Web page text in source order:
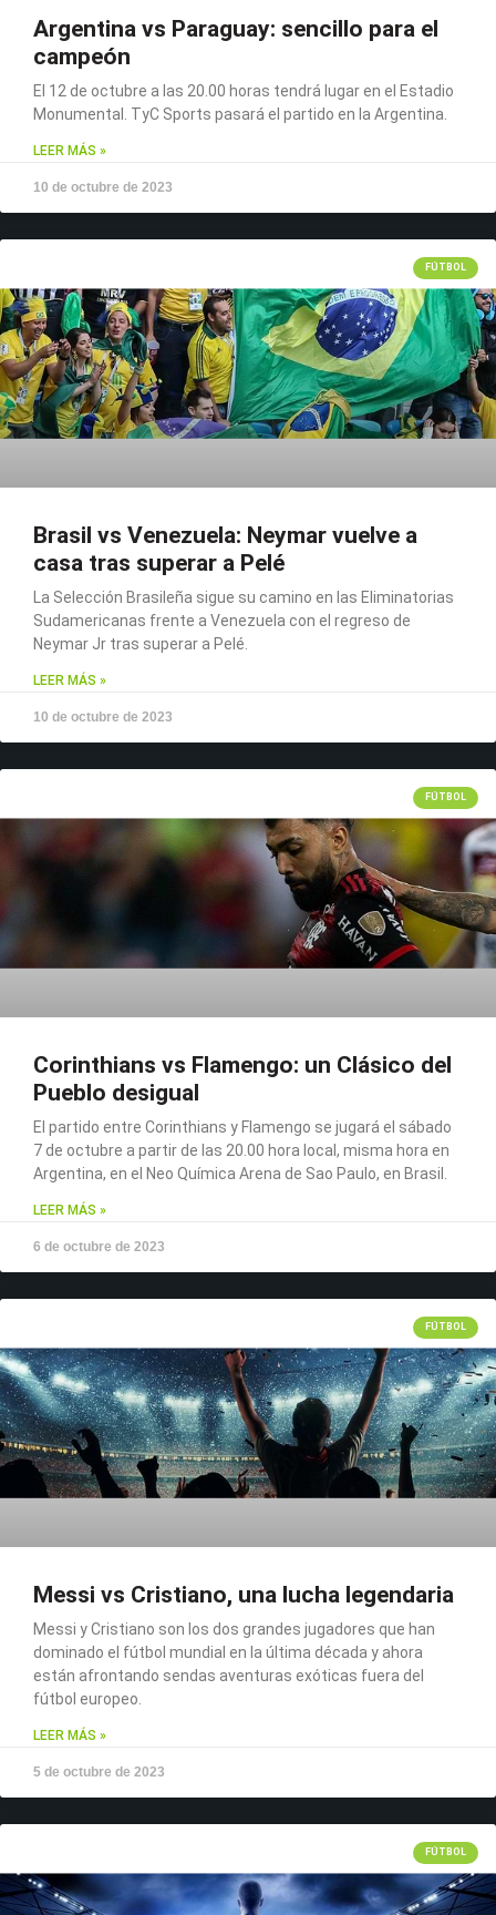
Argentina vs Paraguay: sencillo para el
campeón
El 12 de octubre a las 20.00 horas tendrá lugar en el Estadio
Monumental. TyC Sports pasará el partido en la Argentina.
LEER MÁS »
10 de octubre de 2023
FÚTBOL
Brasil vs Venezuela: Neymar vuelve a
casa tras superar a Pelé
La Selección Brasileña sigue su camino en las Eliminatorias
Sudamericanas frente a Venezuela con el regreso de
Neymar Jr tras superar a Pelé.
LEER MÁS »
10 de octubre de 2023
FÚTBOL
Corinthians vs Flamengo: un Clásico del
Pueblo desigual
El partido entre Corinthians y Flamengo se jugará el sábado
7 de octubre a partir de las 20.00 hora local, misma hora en
Argentina, en el Neo Química Arena de Sao Paulo, en Brasil.
LEER MÁS »
6 de octubre de 2023
FÚTBOL
Messi vs Cristiano, una lucha legendaria
Messi y Cristiano son los dos grandes jugadores que han
dominado el fútbol mundial en la última década y ahora
están afrontando sendas aventuras exóticas fuera del
fútbol europeo.
LEER MÁS »
5 de octubre de 2023
FÚTBOL